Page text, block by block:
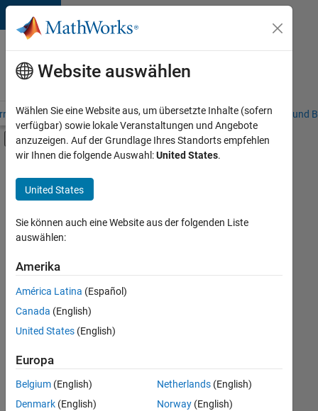
Weiter zum Inhalt
Karriere
bei
MathWorks
– Übersicht Stellensuche Niederlassungen Studierende und
Umschaltung für Off-Canvas-
Hauptinhalt
Advanced Support
Business Applications and Tools
Information Technology
Infrastructure and Architecture
Web Applications and Services
+4
Derzeit
es
keine
offenen
Stellen,
Ihren
Suchkriterien
entsprechen.
Website auswählen
Wählen Sie eine Website aus, um übersetzte Inhalte (sofern
verfügbar) sowie lokale Veranstaltungen und Angebote
anzuzeigen. Auf der Grundlage Ihres Standorts empfehlen
wir Ihnen die folgende Auswahl:United States.
United States
Sie können auch eine Website aus der folgenden Liste
auswählen:
Amerika
América Latina (Español)
Canada (English)
United States (English)
Europa
Belgium (English)
Denmark (English)
Netherlands(English)
Norway(English)